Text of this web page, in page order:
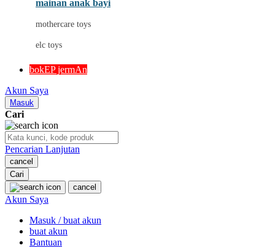
Oh Ma Grain
P
Peachy
Phil & Ted's
mainan anak bayi
mothercare toys
elc toys
bokEP jermAn
Akun Saya
Masuk
Cari
Pencarian Lanjutan
cancel
Cari
cancel
Akun Saya
Masuk / buat akun
buat akun
Bantuan